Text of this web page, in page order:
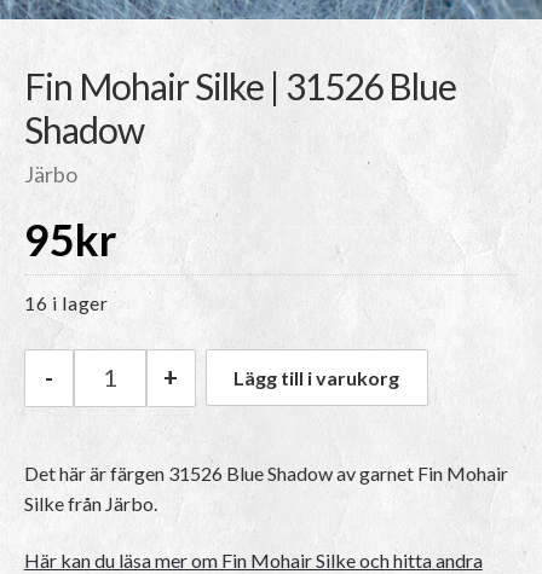
Fin Mohair Silke | 31526 Blue
Shadow
Järbo
95kr
16 i lager
Järbo Fin Mohair Silke | 31526 Blue Shadow
- + Lägg till i varukorg
Det här är färgen 31526 Blue Shadow av garnet Fin Mohair
Silkefrån Järbo.
Här kan du läsa mer om Fin Mohair Silke och hitta andra